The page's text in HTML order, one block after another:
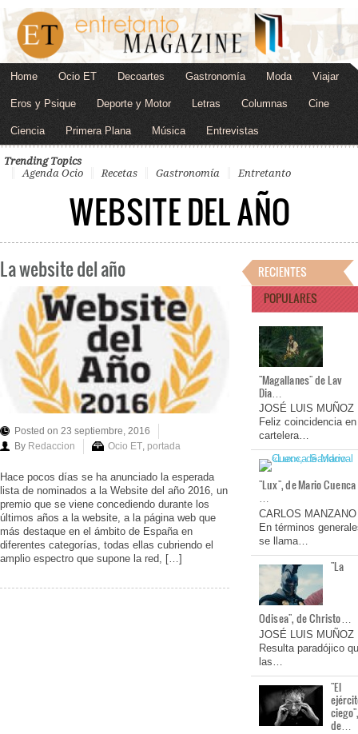
Home Ocio ET Decoartes Gastronomía Moda Viajar
Eros y Psique Deporte y Motor Letras Columnas Cine
Ciencia Primera Plana Música Entrevistas
Trending Topics
Agenda Ocio
Recetas Gastronomía Entretanto
WEBSITE DEL AÑO
La website del año
Posted on 23 septiembre, 2016
By Redaccion Ocio ET, portada
Hace pocos días se ha anunciado la esperada
lista de nominados a la Website del año 2016, un
premio que se viene concediendo durante los
últimos años a la website, a la página web que
más destaque en el ámbito de España en
diferentes categorías, todas ellas cubriendo el
amplio espectro que supone la red, […]
RECIENTES
POPULARES
"Magallanes" de Lav
Dia…
JOSÉ LUIS MUÑOZ
Feliz coincidencia en
cartelera…
"Lux", de Mario Cuenca
…
CARLOS MANZANO
En términos
se llama…
"La
Odisea", de Christo…
JOSÉ LUIS MUÑOZ
Resulta paradójico
las…
"El
de…